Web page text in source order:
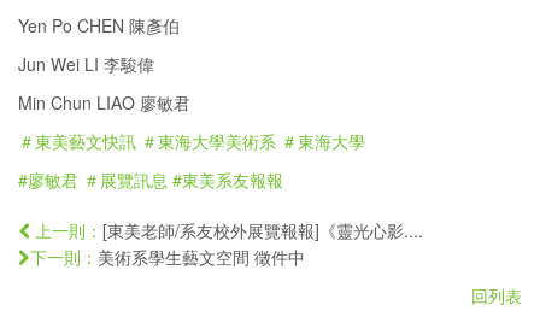
Yen Po CHEN 陳彥伯
Jun Wei LI 李駿偉
Min Chun LIAO 廖敏君
＃東美藝文快訊 ＃東海大學美術系 ＃東海大學
#廖敏君 ＃展覽訊息 #東美系友報報
上一則： [東美老師/系友校外展覽報報]《靈光心影....
下一則： 美術系學生藝文空間 徵件中
回列表